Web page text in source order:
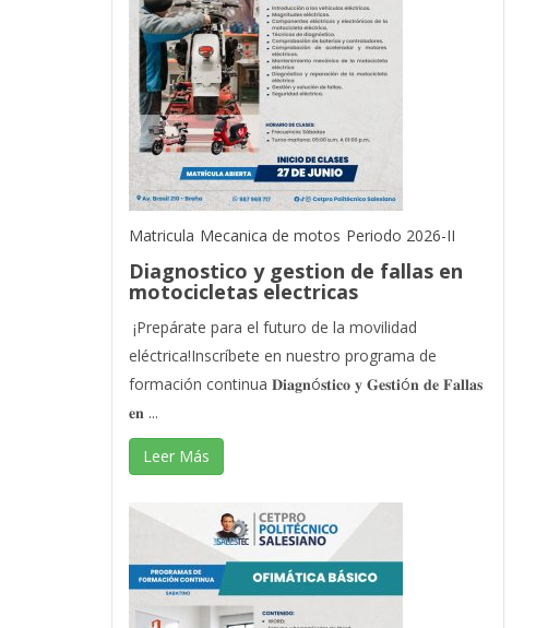
Matricula Mecanica de motos Periodo 2026-II
Diagnostico y gestion de fallas en
motocicletas electricas
¡Prepárate para el futuro de la movilidad
eléctrica!Inscríbete en nuestro programa de
formación continua 𝐃𝐢𝐚𝐠𝐧ó𝐬𝐭𝐢𝐜𝐨 𝐲 𝐆𝐞𝐬𝐭𝐢ó𝐧 𝐝𝐞 𝐅𝐚𝐥𝐥𝐚𝐬
𝐞𝐧 ...
Leer Más